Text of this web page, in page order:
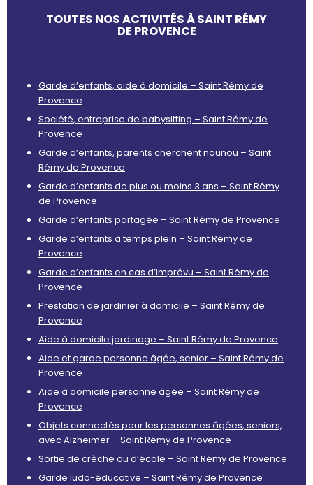
TOUTES NOS ACTIVITÉS À SAINT RÉMY
DE PROVENCE
Garde d’enfants, aide à domicile – Saint Rémy de
Provence
Société, entreprise de babysitting – Saint Rémy de
Provence
Garde d’enfants, parents cherchent nounou – Saint
Rémy de Provence
Garde d’enfants de plus ou moins 3 ans – Saint Rémy
de Provence
Garde d’enfants partagée – Saint Rémy de Provence
Garde d’enfants à temps plein – Saint Rémy de
Provence
Garde d’enfants en cas d’imprévu – Saint Rémy de
Provence
Prestation de jardinier à domicile – Saint Rémy de
Provence
Aide à domicile jardinage – Saint Rémy de Provence
Aide et garde personne âgée, senior – Saint Rémy de
Provence
Aide à domicile personne âgée – Saint Rémy de
Provence
Objets connectés pour les personnes âgées, seniors,
avec Alzheimer – Saint Rémy de Provence
Sortie de crèche ou d’école – Saint Rémy de Provence
Garde ludo-éducative – Saint Rémy de Provence